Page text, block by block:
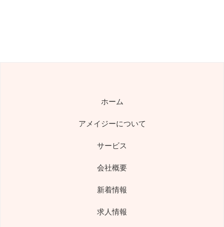
ホーム
アメイジーについて
サービス
会社概要
新着情報
求人情報